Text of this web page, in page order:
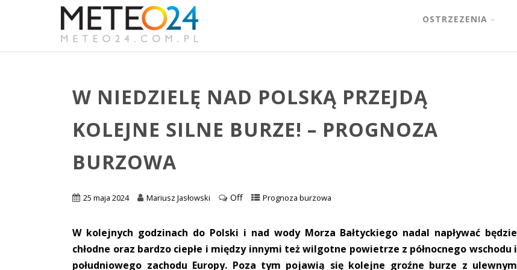
OSTRZEZENIA
W NIEDZIELĘ NAD POLSKĄ PRZEJDĄ
KOLEJNE SILNE BURZE! – PROGNOZA
BURZOWA
25 maja 2024 Mariusz Jasłowski Off Prognoza burzowa
W kolejnych godzinach do Polski i nad wody Morza Bałtyckiego nadal napływać będzie
chłodne oraz bardzo ciepłe i między innymi też wilgotne powietrze z północnego wschodu i
południowego zachodu Europy. Poza tym pojawią się kolejne groźne burze z ulewnym